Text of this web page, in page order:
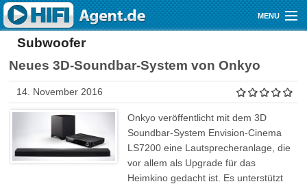
Direkt zum Inhalt
MENU
Gutscheine
Video
Shop
Subwoofer
Neues 3D-Soundbar-System von Onkyo
14. November 2016
Onkyo veröffentlicht mit dem 3D
Soundbar-System Envision-Cinema
LS7200 eine Lautsprecheranlage, die
vor allem als Upgrade für das
Heimkino gedacht ist. Es unterstützt